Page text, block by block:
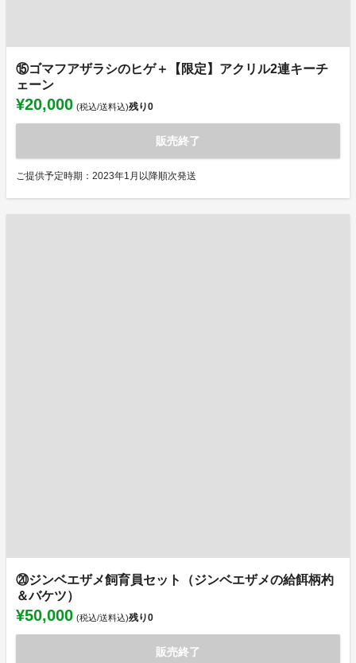
⑮ゴマフアザラシのヒゲ＋【限定】アクリル2連キーチ
ェーン
¥20,000 (税込/送料込)残り0
販売終了
ご提供予定時期：2023年1月以降順次発送
⑳ジンベエザメ飼育員セット（ジンベエザメの給餌柄杓
＆バケツ）
¥50,000 (税込/送料込)残り0
販売終了